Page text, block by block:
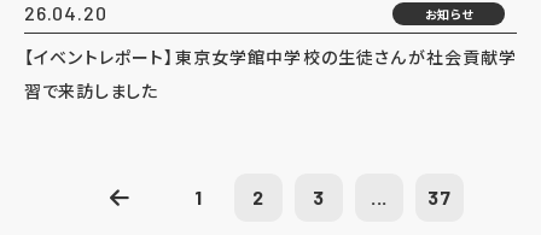
26.04.20 お知らせ
【イベントレポート】東京女学館中学校の生徒さんが社会貢献学
習で来訪しました
1 2 3 ... 37